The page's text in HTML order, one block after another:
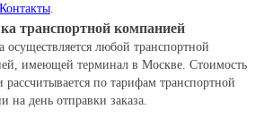
Контакты
транспортной компанией
осуществляется любой транспортной
имеющей терминал в Москве. Стоимость
рассчитывается по тарифам транспортной
на день отправки заказа.